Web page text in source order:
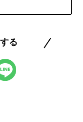
る